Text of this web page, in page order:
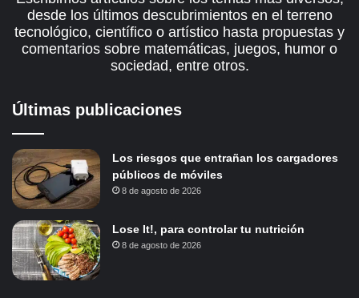
desde los últimos descubrimientos en el terreno
tecnológico, científico o artístico hasta propuestas y
comentarios sobre matemáticas, juegos, humor o
sociedad, entre otros.
Últimas publicaciones
Los riesgos que entrañan los cargadores
públicos de móviles
8 de agosto de 2026
Lose It!, para controlar tu nutrición
8 de agosto de 2026